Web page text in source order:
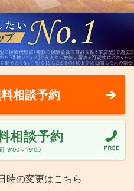
相談予約
相談予約
9:00～19:00
時の変更はこちら